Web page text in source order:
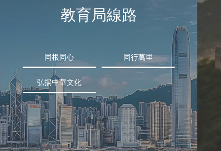
教育局線路
同根同心 同行萬里
弘揚中華文化